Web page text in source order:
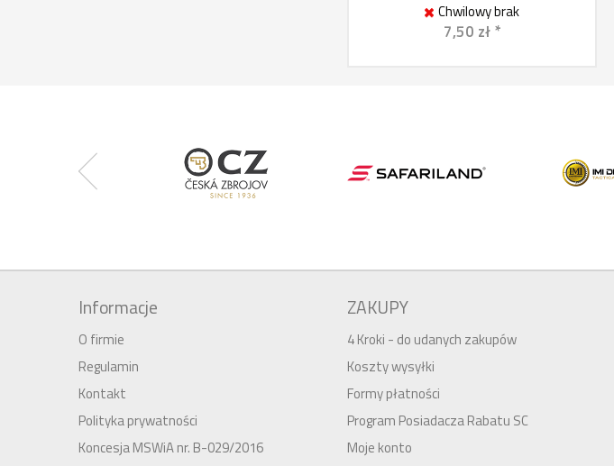
Chwilowy brak
7,50 zł *
Informacje
O firmie
Regulamin
Kontakt
Polityka prywatności
Koncesja MSWiA nr. B-029/2016
ZAKUPY
4 Kroki - do udanych zakupów
Koszty wysyłki
Formy płatności
Program Posiadacza Rabatu SC
Moje konto